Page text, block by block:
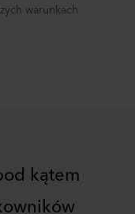
warunkach
kątem